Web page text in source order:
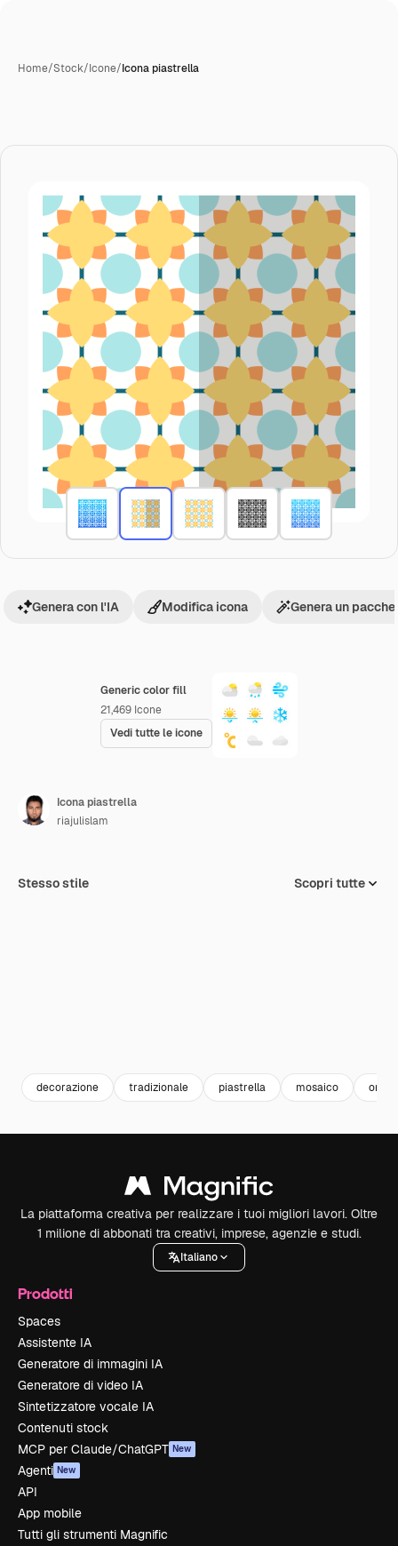
Home/Stock/Icone/Icona piastrella
Generic color fill
21,469 Icone
Vedi tutte le icone
Genera con l'IA Modifica icona Genera un
Icona piastrella
riajulislam
Stesso stile Scopri tutte
decorazione tradizionale piastrella mosaico
La piattaforma creativa per realizzare i tuoi migliori lavori. Oltre
1 milione di abbonati tra creativi, imprese, agenzie e studi.
Italiano
Prodotti
Spaces
Assistente IA
Generatore di immagini IA
Generatore di video IA
Sintetizzatore vocale IA
Contenuti stock
MCP per Claude/ChatGPT New
Agenti New
API
App mobile
Tutti gli strumenti Magnific